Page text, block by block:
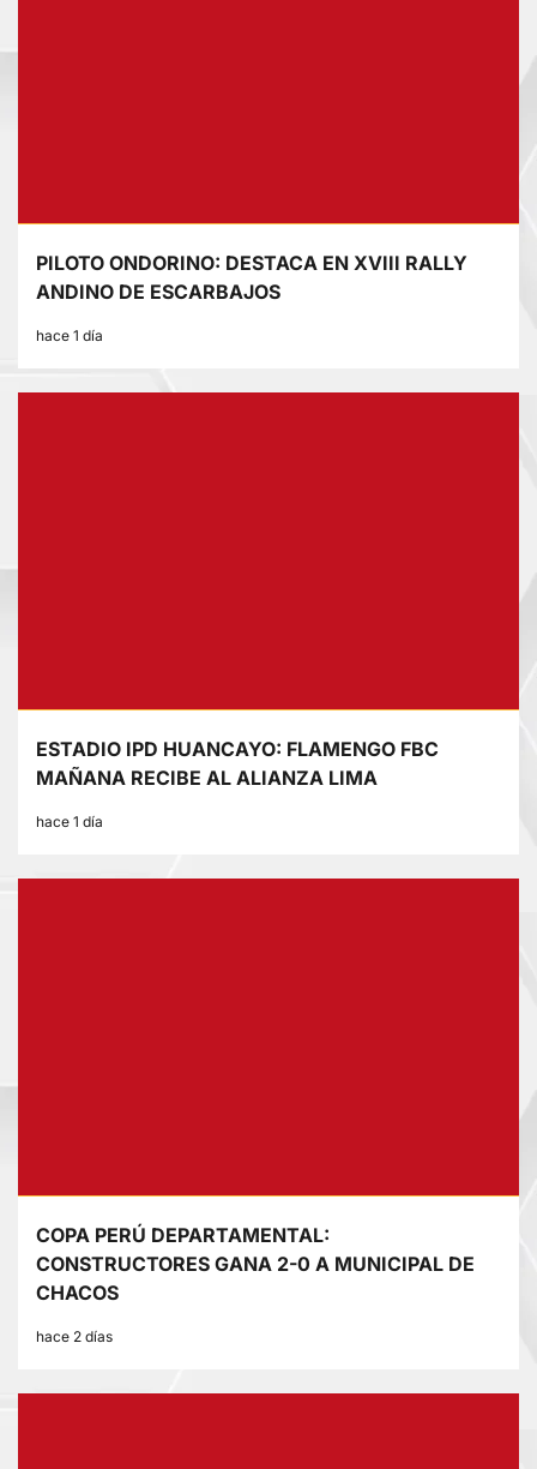
PILOTO ONDORINO: DESTACA EN XVIII RALLY
ANDINO DE ESCARBAJOS
hace 1 día
ESTADIO IPD HUANCAYO: FLAMENGO FBC
MAÑANA RECIBE AL ALIANZA LIMA
hace 1 día
COPA PERÚ DEPARTAMENTAL:
CONSTRUCTORES GANA 2-0 A MUNICIPAL DE
CHACOS
hace 2 días